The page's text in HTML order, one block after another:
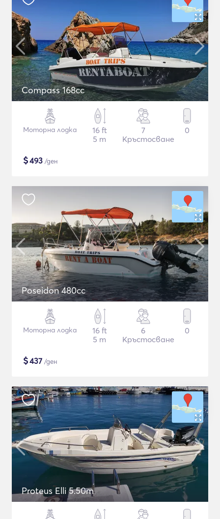
Compass 168cc
Моторна лодка
16 ft
5 m
7
Кръстосване
0
$493 /ден
Poseidon 480cc
Моторна лодка
16 ft
5 m
6
Кръстосване
0
$437 /ден
Proteus Elli 5.50m